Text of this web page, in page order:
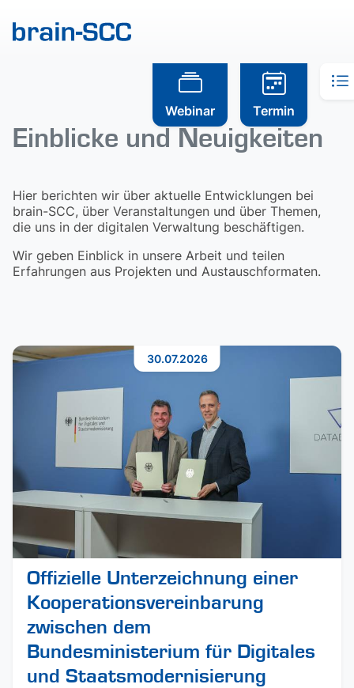
Webinar Termin
Einblicke und Neuigkeiten
Hier berichten wir über aktuelle Entwicklungen bei
brain-SCC, über Veranstaltungen und über Themen,
die uns in der digitalen Verwaltung beschäftigen.
Wir geben Einblick in unsere Arbeit und teilen
Erfahrungen aus Projekten und Austauschformaten.
Offizielle Unterzeichnung einer
Kooperationsvereinbarung
zwischen dem
Bundesministerium für Digitales
und Staatsmodernisierung
30.07.2026